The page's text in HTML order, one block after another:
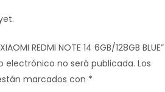
REDMI NOTE 14 6GB/128GB BLUE”
electrónico no será publicada. Los
marcados con *